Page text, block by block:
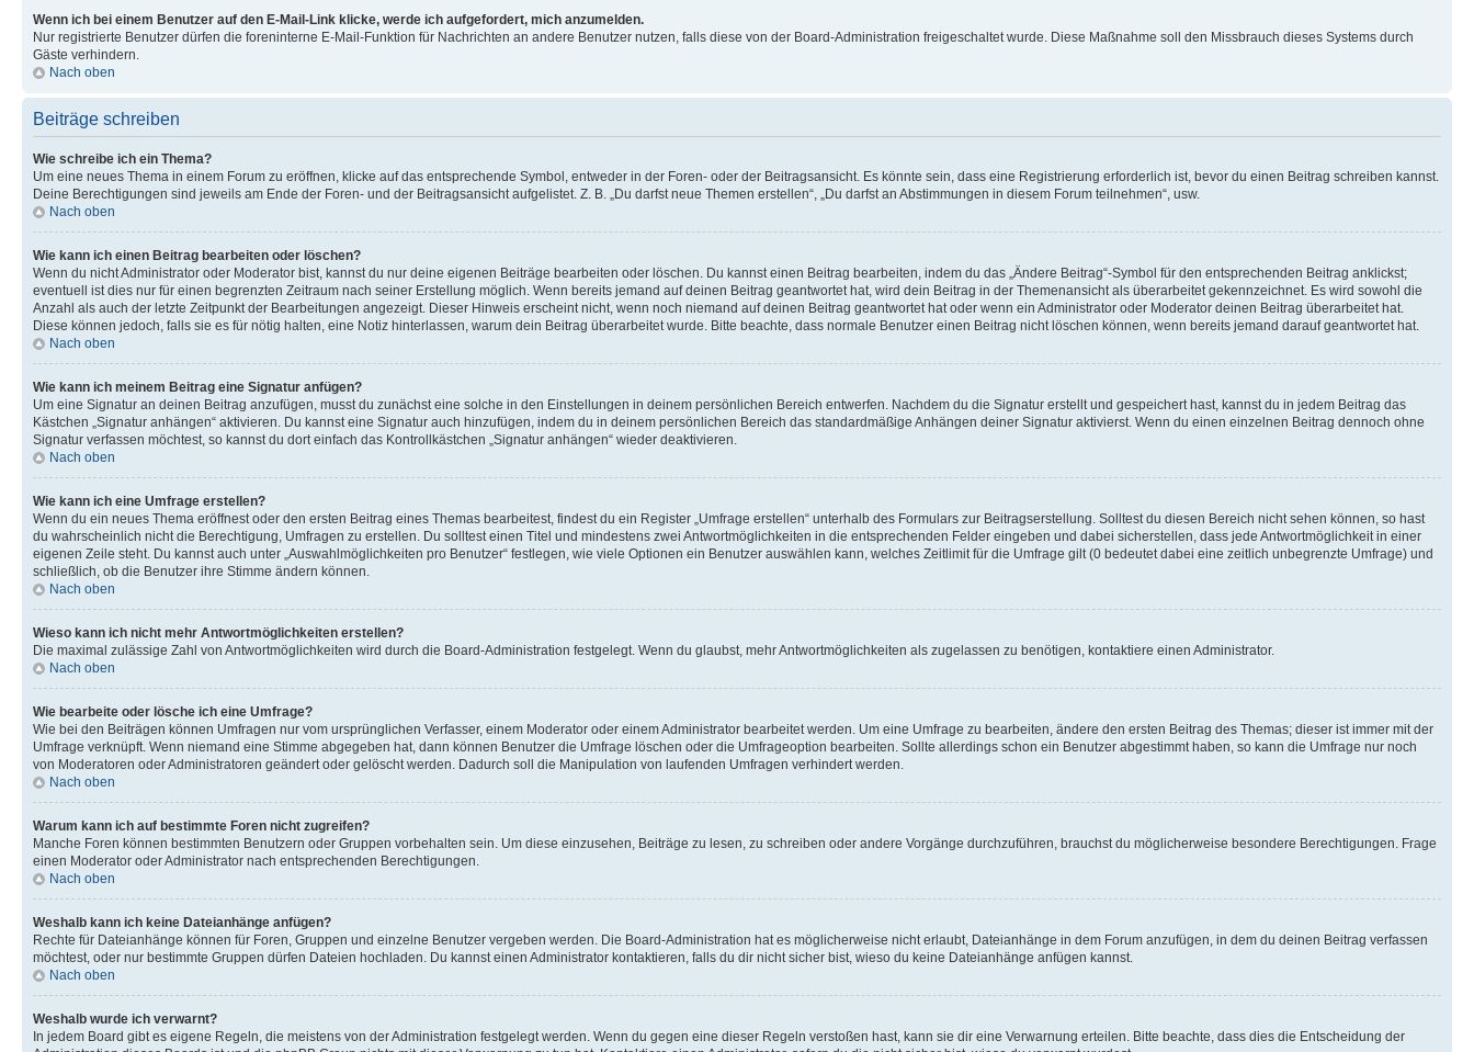
Wenn ich bei einem Benutzer auf den E-Mail-Link klicke, werde ich aufgefordert, mich anzumelden.
Nur registrierte Benutzer dürfen die foreninterne E-Mail-Funktion für Nachrichten an andere Benutzer nutzen, falls diese von der Board-Administration freigeschaltet wurde. Diese Maßnahme soll den Missbrauch dieses Systems durch
Gäste verhindern.
Nach oben
Beiträge schreiben
Wie schreibe ich ein Thema?
Um eine neues Thema in einem Forum zu eröffnen, klicke auf das entsprechende Symbol, entweder in der Foren- oder der Beitragsansicht. Es könnte sein, dass eine Registrierung erforderlich ist, bevor du einen Beitrag schreiben kannst.
Deine Berechtigungen sind jeweils am Ende der Foren- und der Beitragsansicht aufgelistet. Z. B. „Du darfst neue Themen erstellen“, „Du darfst an Abstimmungen in diesem Forum teilnehmen“, usw.
Nach oben
Wie kann ich einen Beitrag bearbeiten oder löschen?
Wenn du nicht Administrator oder Moderator bist, kannst du nur deine eigenen Beiträge bearbeiten oder löschen. Du kannst einen Beitrag bearbeiten, indem du das „Ändere Beitrag“-Symbol für den entsprechenden Beitrag anklickst;
eventuell ist dies nur für einen begrenzten Zeitraum nach seiner Erstellung möglich. Wenn bereits jemand auf deinen Beitrag geantwortet hat, wird dein Beitrag in der Themenansicht als überarbeitet gekennzeichnet. Es wird sowohl die
Anzahl als auch der letzte Zeitpunkt der Bearbeitungen angezeigt. Dieser Hinweis erscheint nicht, wenn noch niemand auf deinen Beitrag geantwortet hat oder wenn ein Administrator oder Moderator deinen Beitrag überarbeitet hat.
Diese können jedoch, falls sie es für nötig halten, eine Notiz hinterlassen, warum dein Beitrag überarbeitet wurde. Bitte beachte, dass normale Benutzer einen Beitrag nicht löschen können, wenn bereits jemand darauf geantwortet hat.
Nach oben
Wie kann ich meinem Beitrag eine Signatur anfügen?
Um eine Signatur an deinen Beitrag anzufügen, musst du zunächst eine solche in den Einstellungen in deinem persönlichen Bereich entwerfen. Nachdem du die Signatur erstellt und gespeichert hast, kannst du in jedem Beitrag das
Kästchen „Signatur anhängen“ aktivieren. Du kannst eine Signatur auch hinzufügen, indem du in deinem persönlichen Bereich das standardmäßige Anhängen deiner Signatur aktivierst. Wenn du einen einzelnen Beitrag dennoch ohne
Signatur verfassen möchtest, so kannst du dort einfach das Kontrollkästchen „Signatur anhängen“ wieder deaktivieren.
Nach oben
Wie kann ich eine Umfrage erstellen?
Wenn du ein neues Thema eröffnest oder den ersten Beitrag eines Themas bearbeitest, findest du ein Register „Umfrage erstellen“ unterhalb des Formulars zur Beitragserstellung. Solltest du diesen Bereich nicht sehen können, so hast
du wahrscheinlich nicht die Berechtigung, Umfragen zu erstellen. Du solltest einen Titel und mindestens zwei Antwortmöglichkeiten in die entsprechenden Felder eingeben und dabei sicherstellen, dass jede Antwortmöglichkeit in einer
eigenen Zeile steht. Du kannst auch unter „Auswahlmöglichkeiten pro Benutzer“ festlegen, wie viele Optionen ein Benutzer auswählen kann, welches Zeitlimit für die Umfrage gilt (0 bedeutet dabei eine zeitlich unbegrenzte Umfrage) und
schließlich, ob die Benutzer ihre Stimme ändern können.
Nach oben
Wieso kann ich nicht mehr Antwortmöglichkeiten erstellen?
Die maximal zulässige Zahl von Antwortmöglichkeiten wird durch die Board-Administration festgelegt. Wenn du glaubst, mehr Antwortmöglichkeiten als zugelassen zu benötigen, kontaktiere einen Administrator.
Nach oben
Wie bearbeite oder lösche ich eine Umfrage?
Wie bei den Beiträgen können Umfragen nur vom ursprünglichen Verfasser, einem Moderator oder einem Administrator bearbeitet werden. Um eine Umfrage zu bearbeiten, ändere den ersten Beitrag des Themas; dieser ist immer mit der
Umfrage verknüpft. Wenn niemand eine Stimme abgegeben hat, dann können Benutzer die Umfrage löschen oder die Umfrageoption bearbeiten. Sollte allerdings schon ein Benutzer abgestimmt haben, so kann die Umfrage nur noch
von Moderatoren oder Administratoren geändert oder gelöscht werden. Dadurch soll die Manipulation von laufenden Umfragen verhindert werden.
Nach oben
Warum kann ich auf bestimmte Foren nicht zugreifen?
Manche Foren können bestimmten Benutzern oder Gruppen vorbehalten sein. Um diese einzusehen, Beiträge zu lesen, zu schreiben oder andere Vorgänge durchzuführen, brauchst du möglicherweise besondere Berechtigungen. Frage
einen Moderator oder Administrator nach entsprechenden Berechtigungen.
Nach oben
Weshalb kann ich keine Dateianhänge anfügen?
Rechte für Dateianhänge können für Foren, Gruppen und einzelne Benutzer vergeben werden. Die Board-Administration hat es möglicherweise nicht erlaubt, Dateianhänge in dem Forum anzufügen, in dem du deinen Beitrag verfassen
möchtest, oder nur bestimmte Gruppen dürfen Dateien hochladen. Du kannst einen Administrator kontaktieren, falls du dir nicht sicher bist, wieso du keine Dateianhänge anfügen kannst.
Nach oben
Weshalb wurde ich verwarnt?
In jedem Board gibt es eigene Regeln, die meistens von der Administration festgelegt werden. Wenn du gegen eine dieser Regeln verstoßen hast, kann sie dir eine Verwarnung erteilen. Bitte beachte, dass dies die Entscheidung der